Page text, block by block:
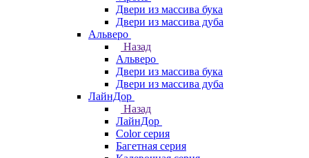
Двери из массива бука
Двери из массива дуба
Альверо
Назад
Альверо
Двери из массива бука
Двери из массива дуба
ЛайнДор
Назад
ЛайнДор
Color серия
Багетная серия